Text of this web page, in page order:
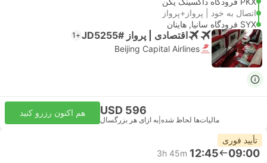
اتصال به خود | پرواز+پرواز
SYX فرودگاه سانیا, هاینان
اقتصادی | پرواز #JD5255 +1
Beijing Capital Airlines
USD 596
مالیات‌ها لحاظ شده به ازای هر بزرگسال
هم اکنون رزرو کنید
تأیید فوری
09:00
12:45
3h 45m